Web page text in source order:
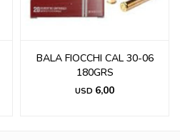
BALA FIOCCHI CAL 30-06
180GRS
USD 6,00